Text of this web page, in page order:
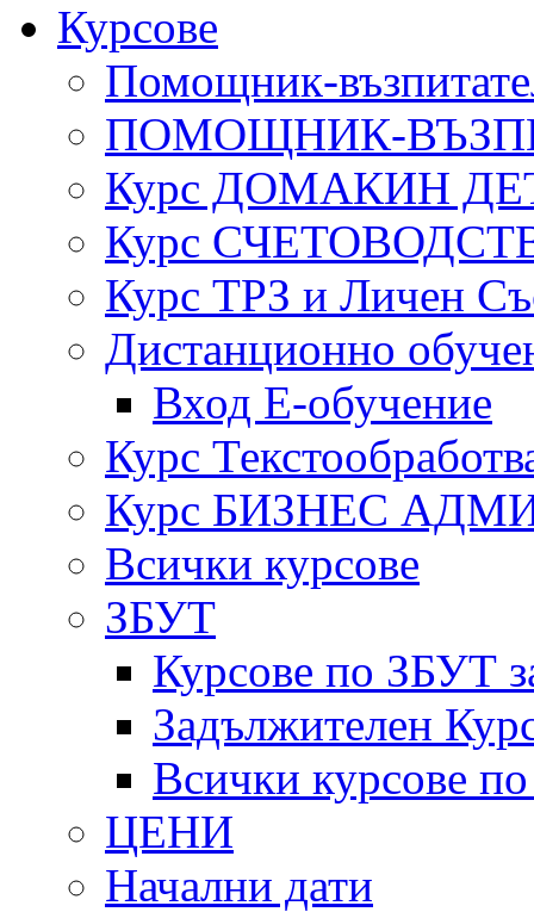
Курсове
Помощник-
ПОМОЩНИК-
Курс ДОМАКИН
Курс
Курс ТРЗ и Личен
Дистанционно
Вход Е-обучение
Курс
Курс БИЗНЕС
Всички курсове
ЗБУТ
Курсове по ЗБУТ
Задължителен
Всички курсове
ЦЕНИ
Начални дати